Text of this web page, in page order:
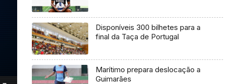
Disponíveis 300 bilhetes para a
final da Taça de Portugal
Marítimo prepara deslocação a
Guimarães